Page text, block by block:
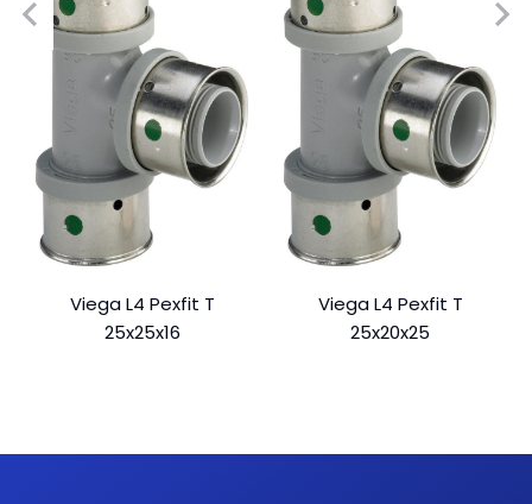
Viega L4 Pexfit T
25x25x16
Viega L4 Pexfit T
25x20x25